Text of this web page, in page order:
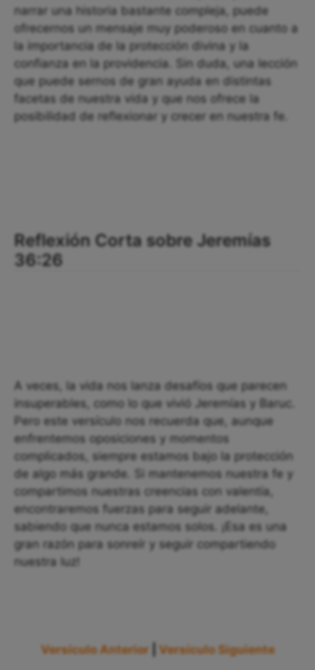
narrar una historia bastante compleja, puede
ofrecernos un mensaje muy poderoso en cuanto a
la importancia de la protección divina y la
confianza en la providencia. Sin duda, una lección
que puede sernos de gran ayuda en distintas
facetas de nuestra vida y que nos ofrece la
posibilidad de reflexionar y crecer en nuestra fe.
Reflexión Corta sobre Jeremías
36:26
A veces, la vida nos lanza desafíos que parecen
insuperables, como lo que vivió Jeremías y Baruc.
Pero este versículo nos recuerda que, aunque
enfrentemos oposiciones y momentos
complicados, siempre estamos bajo la protección
de algo más grande. Si mantenemos nuestra fe y
compartimos nuestras creencias con valentía,
encontraremos fuerzas para seguir adelante,
sabiendo que nunca estamos solos. ¡Esa es una
gran razón para sonreír y seguir compartiendo
nuestra luz!
Versículo Anterior Versículo Siguiente